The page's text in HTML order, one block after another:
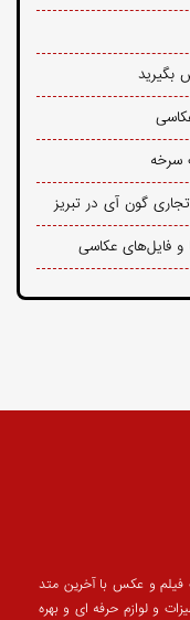
بگیرید
سرخه
تجاری گون آی در تبریز
و فایل‌های عکاسی
و عکس با آخرین متد
و لوازم حرفه ای و بهره